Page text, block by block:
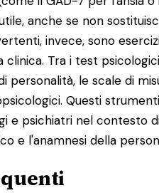
anche se non
invece, sono
clinica. Tra i test
personalità, le scale di
Questi
e psichiatri nel contesto
e l'anamnesi della